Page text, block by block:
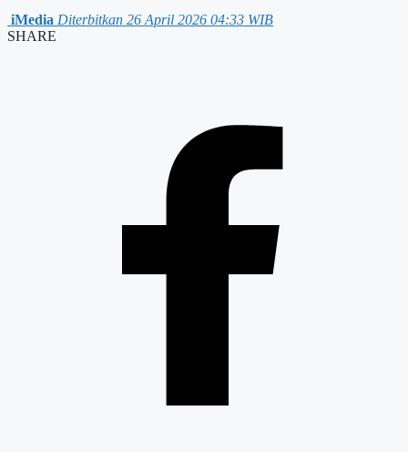
iMedia Diterbitkan 26 April 2026 04:33 WIB
SHARE